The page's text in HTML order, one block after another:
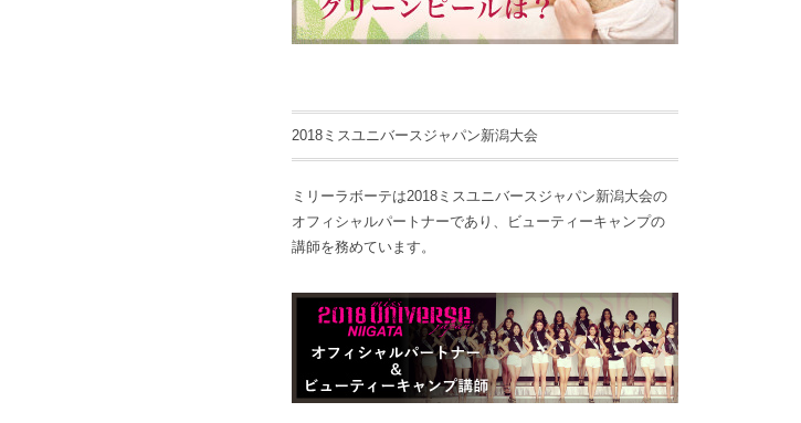
2018ミスユニバースジャパン新潟大会
ミリーラボーテは2018ミスユニバースジャパン新潟大会の
オフィシャルパートナーであり、ビューティーキャンプの
講師を務めています。